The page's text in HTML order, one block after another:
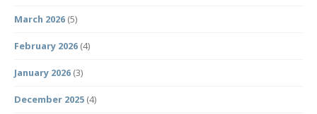
March 2026 (5)
February 2026 (4)
January 2026 (3)
December 2025 (4)